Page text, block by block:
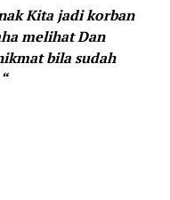
Kita jadi korban
melihat Dan
bila sudah